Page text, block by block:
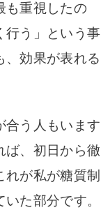
重視したの
行う」という事
、効果が表れる
う人もいます
ば、初日から徹
れが私が糖質制
た部分です。